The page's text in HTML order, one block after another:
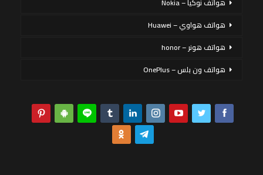
هواتف نوكيا – Nokia
هواتف هواوي – Huawei
هواتف هونر – honor
هواتف ون بلس – OnePlus